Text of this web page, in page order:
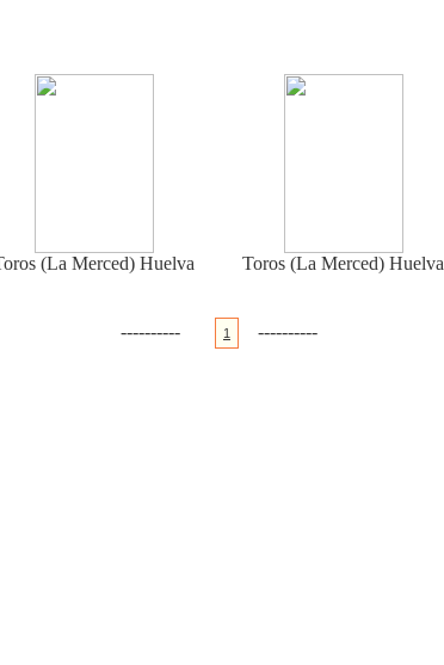
(La Merced) Huelva
Toros (La Merced) Huelva
---------- 1 ----------